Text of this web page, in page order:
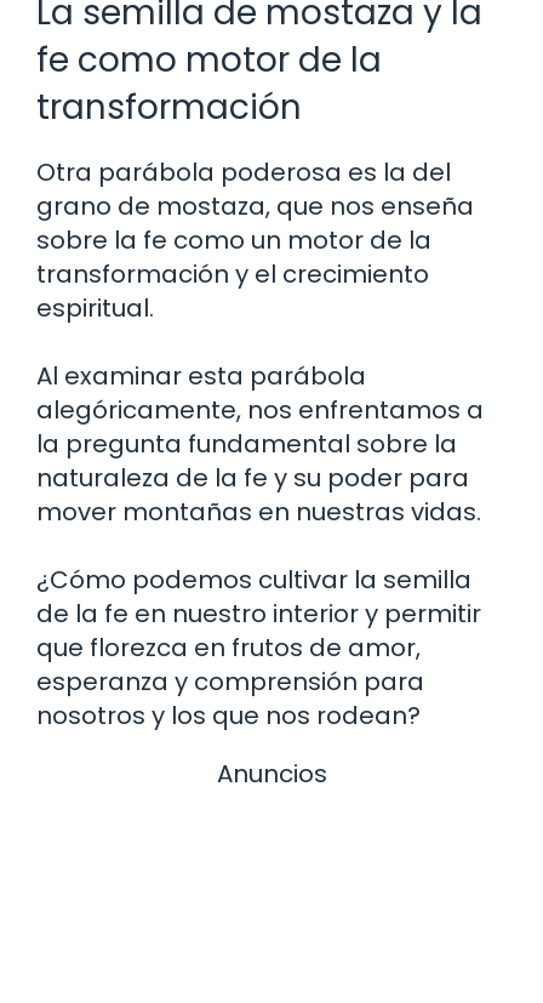
La semilla de mostaza y la
fe como motor de la
transformación
Otra parábola poderosa es la del
grano de mostaza, que nos enseña
sobre la fe como un motor de la
transformación y el crecimiento
espiritual.
Al examinar esta parábola
alegóricamente, nos enfrentamos a
la pregunta fundamental sobre la
naturaleza de la fe y su poder para
mover montañas en nuestras vidas.
¿Cómo podemos cultivar la semilla
de la fe en nuestro interior y permitir
que florezca en frutos de amor,
esperanza y comprensión para
nosotros y los que nos rodean?
Anuncios